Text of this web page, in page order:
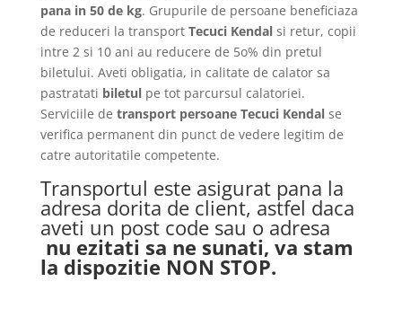
pana in 50 de kg. Grupurile de persoane beneficiaza
de reduceri la transport Tecuci Kendalsi retur, copii
intre 2 si 10 ani au reducere de 5o% din pretul
biletului. Aveti obligatia, in calitate de calator sa
pastratati biletulpe tot parcursul calatoriei.
Serviciile de transport persoane Tecuci Kendal se
verifica permanent din punct de vedere legitim de
catre autoritatile competente.
Transportul este asigurat pana la
adresa dorita de client, astfel daca
aveti un post code sau o adresa
nu ezitati sa ne sunati, va stam
la dispozitie NON STOP.